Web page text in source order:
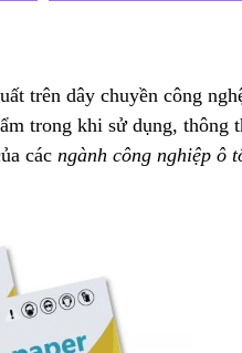
trên dây chuyền công
trong khi sử dụng, thông
các ngành công nghiệp ô